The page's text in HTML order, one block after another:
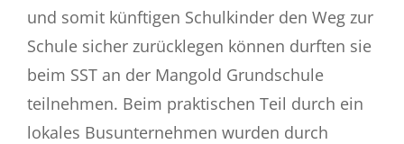
und somit künftigen Schulkinder den Weg zur
Schule sicher zurücklegen können durften sie
beim SST an der Mangold Grundschule
teilnehmen. Beim praktischen Teil durch ein
lokales Busunternehmen wurden durch